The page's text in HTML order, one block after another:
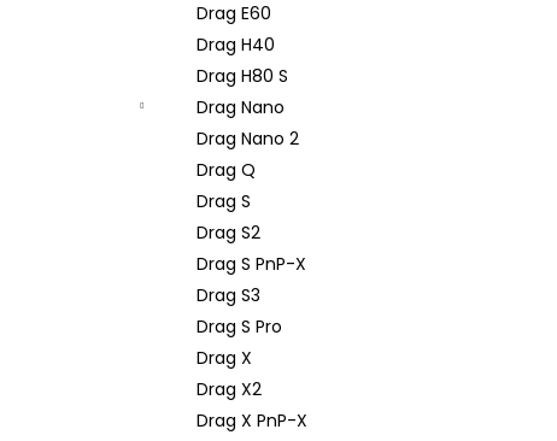
Drag E60
Drag H40
Drag H80 S
Drag Nano
Drag Nano 2
Drag Q
Drag S
Drag S2
Drag S PnP-X
Drag S3
Drag S Pro
Drag X
Drag X2
Drag X PnP-X